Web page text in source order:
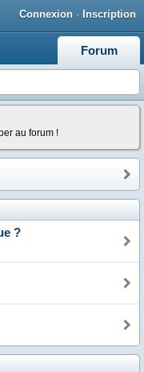
Connexion · Inscription
Forum
au forum !
?